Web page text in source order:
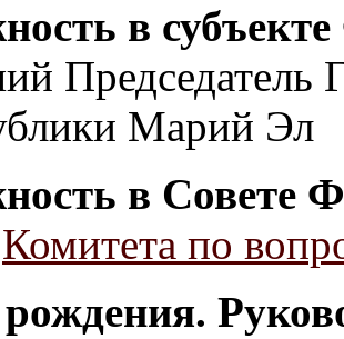
в
Председатель
Марий Эл
в Совете
Комитета по